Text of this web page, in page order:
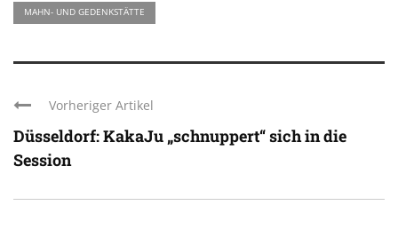
MAHN- UND GEDENKSTÄTTE
Vorheriger Artikel
Düsseldorf: KakaJu „schnuppert“ sich in die
Session